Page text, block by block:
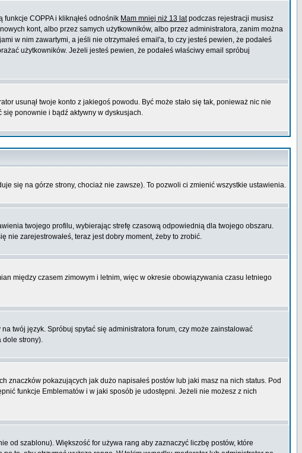
COPPA i kliknąłeś odnośnik Mam mniej niż 13 latpodczas rejestracji musisz
kont, albo przez samych użytkowników, albo przez administratora, zanim można
w nim zawartymi, a jeśli nie otrzymałeś email'a, to czy jesteś pewien, że podałeś
użytkowników. Jeżeli jesteś pewien, że podałeś właściwy email spróbuj
usunął twoje konto z jakiegoś powodu. Być może stało się tak, ponieważ nic nie
ponownie i bądź aktywny w dyskusjach.
się na górze strony, chociaż nie zawsze). To pozwoli ci zmienić wszystkie ustawienia.
twojego profilu, wybierając strefę czasową odpowiednią dla twojego obszaru.
nie zarejestrowałeś, teraz jest dobry moment, żeby to zrobić.
między czasem zimowym i letnim, więc w okresie obowiązywania czasu letniego
twój język. Spróbuj spytać się administratora forum, czy może zainstalować
dole strony).
pokazujących jak dużo napisałeś postów lub jaki masz na nich status. Pod
funkcje Emblematów i w jaki sposób je udostępni. Jeżeli nie możesz z nich
od szablonu). Większość for używa rang aby zaznaczyć liczbę postów, które